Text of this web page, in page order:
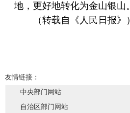
地，更好地转化为金山银山
（转载自《人民日报》）
友情链接：
中央部门网站
自治区部门网站